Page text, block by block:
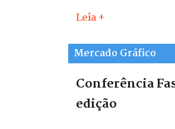
Leia +
Mercado Gráfico
Conferência
edição